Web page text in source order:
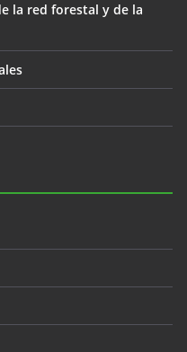
la red forestal y de la